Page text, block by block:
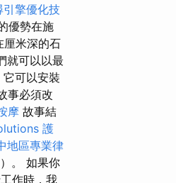
引擎優化技
優勢在施
厘米深的石
就可以以最
它可以安裝
事必須改
摩 故事結
護
地區專業律
。 如果你
作時，我